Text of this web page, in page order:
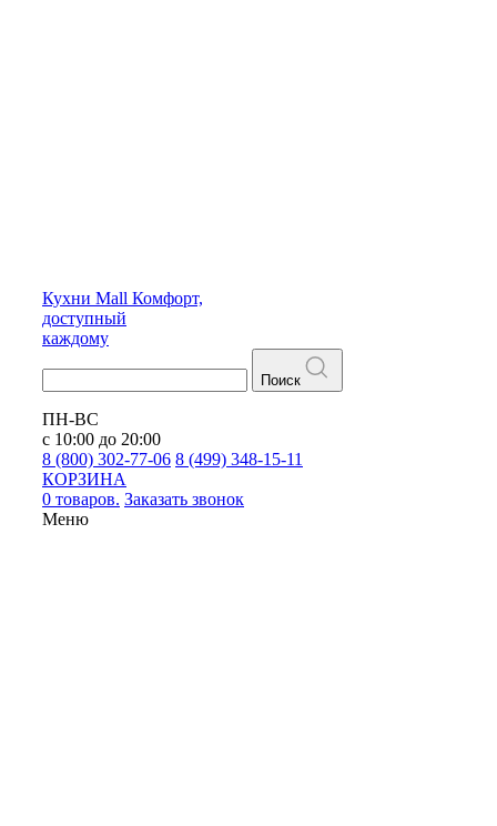
Кухни Mall Комфорт,
доступный
каждому
Поиск
ПН-ВС
с 10:00 до 20:00
8 (800) 302-77-06 8 (499) 348-15-11
КОРЗИНА
0 товаров. Заказать звонок
Меню